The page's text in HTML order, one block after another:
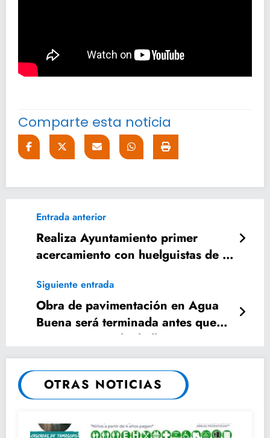
Comparte esta noticia
Entrada anterior
Realiza Ayuntamiento primer
acercamiento con huelguistas de la
Siguiente entrada
Obra de pavimentación en Agua
Buena será terminada antes que
inicie temporada de lluvias
OTRAS NOTICIAS